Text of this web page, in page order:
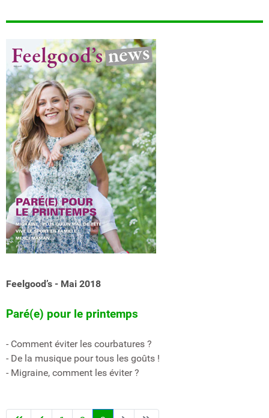
Feelgood’s - Mai 2018
Paré(e) pour le printemps
- Comment éviter les courbatures ?
- De la musique pour tous les goûts !
- Migraine, comment les éviter ?